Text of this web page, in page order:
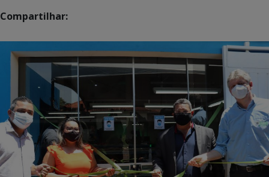
Compartilhar: